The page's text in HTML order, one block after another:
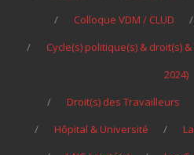
Colloque VDM / CLUD
Cycle(s) politique(s) & droit(s)
2024)
Droit(s) des Travailleurs
Hôpital & Université